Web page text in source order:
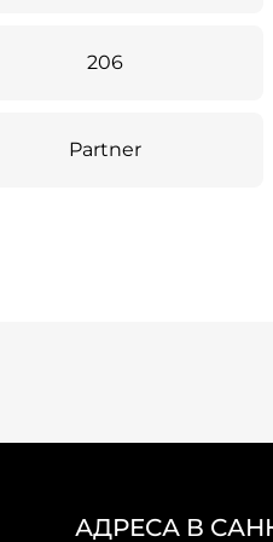
206
Partner
АДРЕСА В